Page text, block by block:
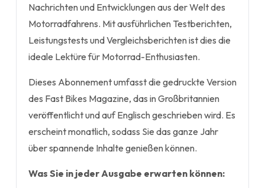
Nachrichten und Entwicklungen aus der Welt des
Motorradfahrens. Mit ausführlichen Testberichten,
Leistungstests und Vergleichsberichten ist dies die
ideale Lektüre für Motorrad-Enthusiasten.
Dieses Abonnement umfasst die gedruckte Version
des Fast Bikes Magazine, das in Großbritannien
veröffentlicht und auf Englisch geschrieben wird. Es
erscheint monatlich, sodass Sie das ganze Jahr
über spannende Inhalte genießen können.
Was Sie in jeder Ausgabe erwarten können: